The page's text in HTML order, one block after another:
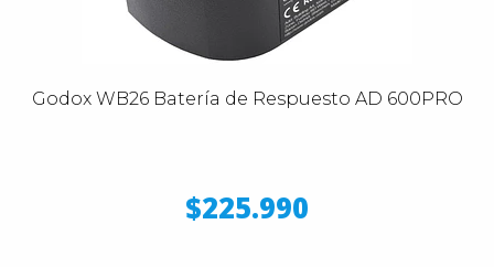
Godox WB26 Batería de Respuesto AD 600PRO
$225.990